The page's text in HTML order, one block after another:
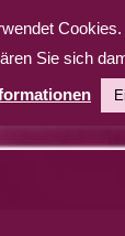
Sie sich